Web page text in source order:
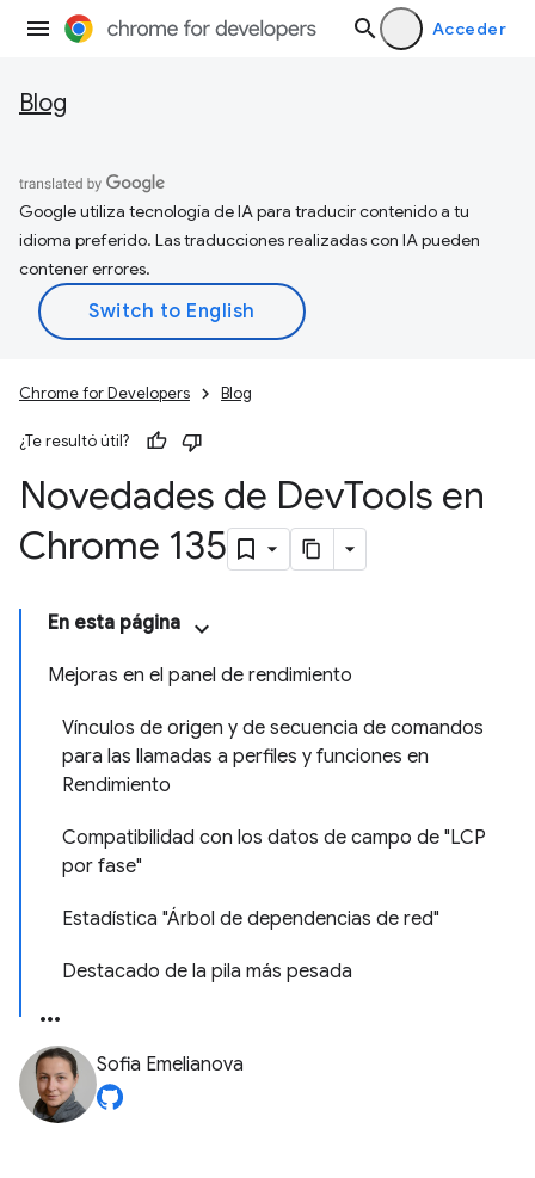
Acceder
Blog
Google utiliza tecnología de IA para traducir contenido a tu
idioma preferido. Las traducciones realizadas con IA pueden
contener errores.
Chrome for Developers Blog
¿Te resultó útil?
Novedades de DevTools en
Chrome 135
En esta página
Mejoras en el panel de rendimiento
Vínculos de origen y de secuencia de comandos
para las llamadas a perfiles y funciones en
Rendimiento
Compatibilidad con los datos de campo de "LCP
por fase"
Estadística "Árbol de dependencias de red"
Destacado de la pila más pesada
Sofia Emelianova